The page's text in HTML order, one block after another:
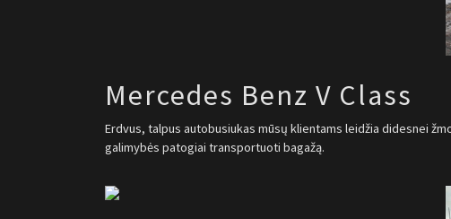
Mercedes Benz V Class
Erdvus, talpus autobusiukas mūsų klientams leidžia didesnei
galimybės patogiai transportuoti bagažą.